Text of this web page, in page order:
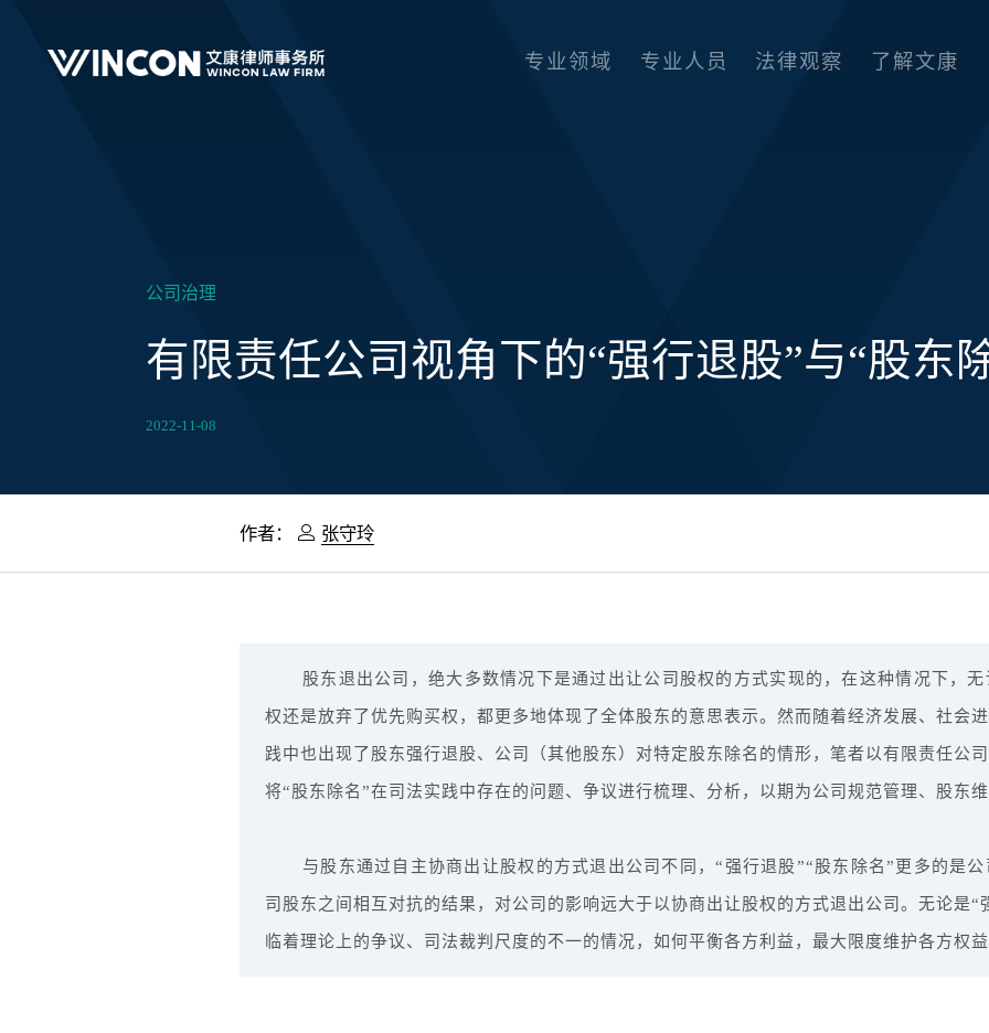
专业领域 专业人员 法律观察 了解文康
公司治理
有限责任公司视角下的“强行退股”与“股东
2022-11-08
作者： 张守玲
股东退出公司，绝大多数情况下是通过出让公司股权的方式实现的，在这种情况下，
权还是放弃了优先购买权，都更多地体现了全体股东的意思表示。然而随着经济发展、社会
践中也出现了股东强行退股、公司（其他股东）对特定股东除名的情形，笔者以有限责任公
将“股东除名”在司法实践中存在的问题、争议进行梳理、分析，以期为公司规范管理、股东维
与股东通过自主协商出让股权的方式退出公司不同，“强行退股”“股东除名”更多的是
司股东之间相互对抗的结果，对公司的影响远大于以协商出让股权的方式退出公司。无论是“
临着理论上的争议、司法裁判尺度的不一的情况，如何平衡各方利益，最大限度维护各方权